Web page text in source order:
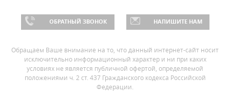
ОБРАТНЫЙ ЗВОНОК НАПИШИТЕ НАМ
Обращаем Ваше внимание на то, что данный интернет-сайт носит
исключительно информационный характер и ни при каких
условиях не является публичной офертой, определяемой
положениями ч. 2 ст. 437 Гражданского кодекса Российской
Федерации.